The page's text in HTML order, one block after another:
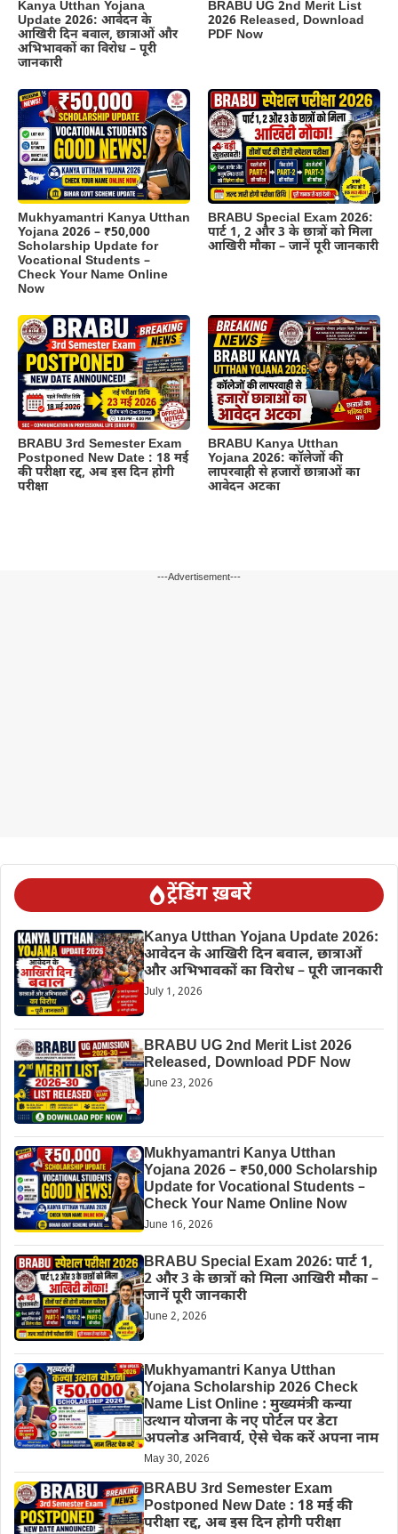
Kanya Utthan Yojana
Update 2026: आवेदन के
आखिरी दिन बवाल, छात्राओं और
अभिभावकों का विरोध – पूरी
जानकारी
BRABU UG 2nd Merit List
2026 Released, Download
PDF Now
Mukhyamantri Kanya Utthan
Yojana 2026 – ₹50,000
Scholarship Update for
Vocational Students –
Check Your Name Online
Now
BRABU Special Exam 2026:
पार्ट 1, 2 और 3 के छात्रों को मिला
आखिरी मौका – जानें पूरी जानकारी
BRABU 3rd Semester Exam
Postponed New Date : 18 मई
की परीक्षा रद्द, अब इस दिन होगी
परीक्षा
BRABU Kanya Utthan
Yojana 2026: कॉलेजों की
लापरवाही से हजारों छात्राओं का
आवेदन अटका
---Advertisement---
ट्रेंडिंग ख़बरें
Kanya Utthan Yojana Update 2026:
आवेदन के आखिरी दिन बवाल, छात्राओं
और अभिभावकों का विरोध – पूरी जानकारी
July 1, 2026
BRABU UG 2nd Merit List 2026
Released, Download PDF Now
June 23, 2026
Mukhyamantri Kanya Utthan
Yojana 2026 – ₹50,000 Scholarship
Update for Vocational Students –
Check Your Name Online Now
June 16, 2026
BRABU Special Exam 2026: पार्ट 1,
2 और 3 के छात्रों को मिला आखिरी मौका –
जानें पूरी जानकारी
June 2, 2026
Mukhyamantri Kanya Utthan
Yojana Scholarship 2026 Check
Name List Online : मुख्यमंत्री कन्या
उत्थान योजना के नए पोर्टल पर डेटा
अपलोड अनिवार्य, ऐसे चेक करें अपना नाम
May 30, 2026
BRABU 3rd Semester Exam
Postponed New Date : 18 मई की
परीक्षा रद्द, अब इस दिन होगी परीक्षा